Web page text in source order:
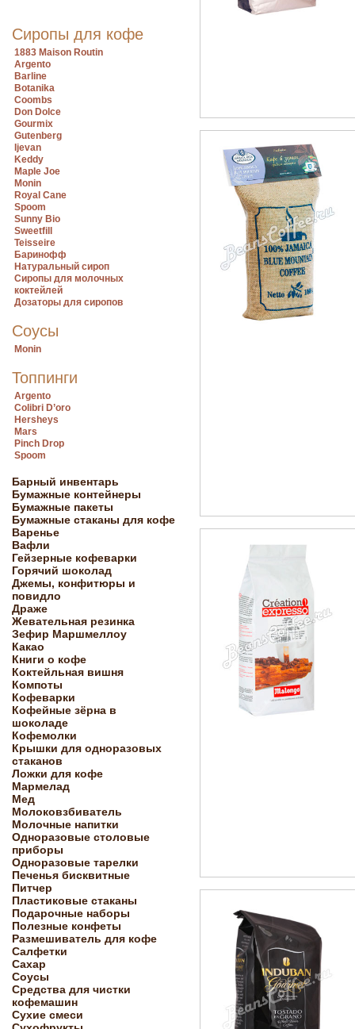
Сиропы для кофе
1883 Maison Routin
Argento
Barline
Botanika
Coombs
Don Dolce
Gourmix
Gutenberg
Ijevan
Keddy
Maple Joe
Monin
Royal Cane
Spoom
Sunny Bio
Sweetfill
Teisseire
Баринофф
Натуральный сироп
Сиропы для молочных
коктейлей
Дозаторы для сиропов
Соусы
Monin
Топпинги
Argento
Colibri D’oro
Hersheys
Mars
Pinch Drop
Spoom
Барный инвентарь
Бумажные контейнеры
Бумажные пакеты
Бумажные стаканы для кофе
Варенье
Вафли
Гейзерные кофеварки
Горячий шоколад
Джемы, конфитюры и
повидло
Драже
Жевательная резинка
Зефир Маршмеллоу
Какао
Книги о кофе
Коктейльная вишня
Компоты
Кофеварки
Кофейные зёрна в
шоколаде
Кофемолки
Крышки для одноразовых
стаканов
Ложки для кофе
Мармелад
Мед
Молоковзбиватель
Молочные напитки
Одноразовые столовые
приборы
Одноразовые тарелки
Печенья бисквитные
Питчер
Пластиковые стаканы
Подарочные наборы
Полезные конфеты
Размешиватель для кофе
Салфетки
Сахар
Соусы
Средства для чистки
кофемашин
Сухие смеси